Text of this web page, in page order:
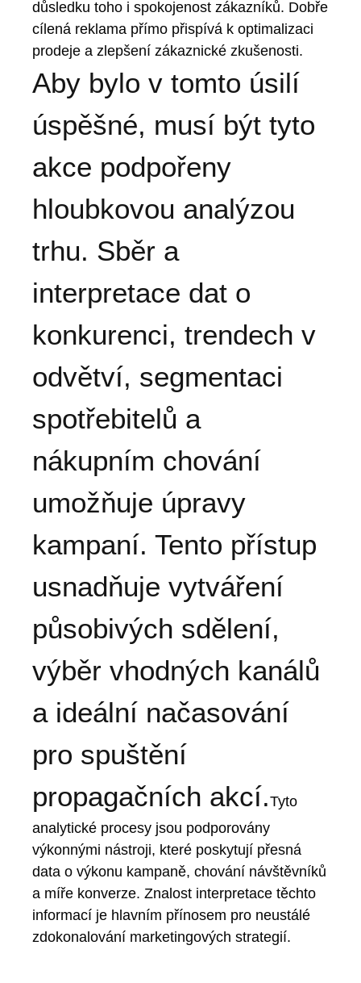
důsledku toho i spokojenost zákazníků. Dobře
cílená reklama přímo přispívá k optimalizaci
prodeje a zlepšení zákaznické zkušenosti.
Aby bylo v tomto úsilí
úspěšné, musí být tyto
akce podpořeny
hloubkovou analýzou
trhu. Sběr a
interpretace dat o
konkurenci, trendech v
odvětví, segmentaci
spotřebitelů a
nákupním chování
umožňuje úpravy
kampaní. Tento přístup
usnadňuje vytváření
působivých sdělení,
výběr vhodných kanálů
a ideální načasování
pro spuštění
propagačních akcí.Tyto
analytické procesy jsou podporovány
výkonnými nástroji, které poskytují přesná
data o výkonu kampaně, chování návštěvníků
a míře konverze. Znalost interpretace těchto
informací je hlavním přínosem pro neustálé
zdokonalování marketingových strategií.